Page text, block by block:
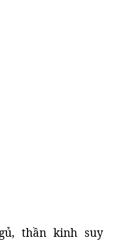
thần kinh suy